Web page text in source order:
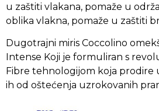
u zaštiti vlakana, pomaže u
oblika vlakna, pomaže u zaštiti
Dugotrajni miris Coccolino
Intense Koji je formuliran s
Fibre tehnologijom koja prodire
ih od oštećenja uzrokovanih